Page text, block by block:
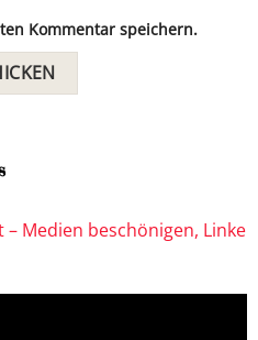
Kommentar speichern.
Medien beschönigen, Linke